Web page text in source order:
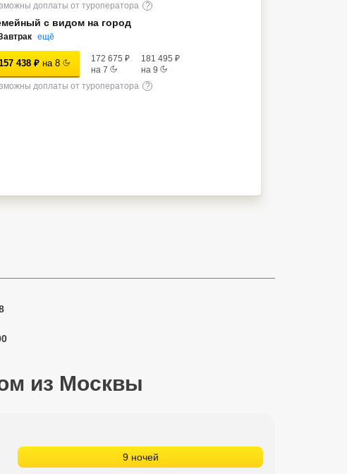
доплаты от туроператора
?
с видом на город
ещё
438 ₽ на 8 172 675 ₽
на 7
181 495 ₽
на 9
доплаты от туроператора
?
из Москвы
9 ночей